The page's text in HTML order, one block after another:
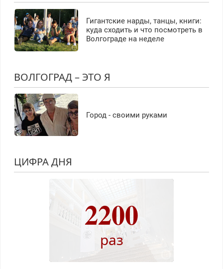
Гигантские нарды, танцы, книги:
куда сходить и что посмотреть в
Волгограде на неделе
ВОЛГОГРАД – ЭТО Я
Город - своими руками
ЦИФРА ДНЯ
2200
раз